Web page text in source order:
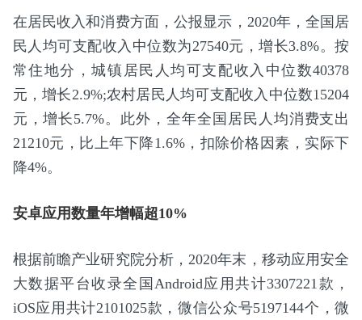
在居民收入和消费方面，公报显示，2020年，全国居
民人均可支配收入中位数为27540元，增长3.8%。按
常住地分，城镇居民人均可支配收入中位数40378
元，增长2.9%;农村居民人均可支配收入中位数15204
元，增长5.7%。此外，全年全国居民人均消费支出
21210元，比上年下降1.6%，扣除价格因素，实际下
降4%。
安卓应用数量年增幅超10%
根据前瞻产业研究院分析，2020年末，移动应用安全
大数据平台收录全国Android应用共计3307221款，
iOS应用共计2101025款，微信公众号5197144个，微